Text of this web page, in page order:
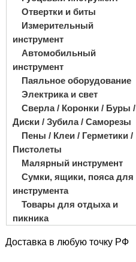
Отвертки и биты
Измерительный
инструмент
Автомобильный
инструмент
Паяльное оборудование
Электрика и свет
Сверла / Коронки / Буры /
Диски / Зубила / Саморезы
Пены / Клеи / Герметики /
Пистолеты
Малярный инструмент
Сумки, ящики, пояса для
инструмента
Товары для отдыха и
пикника
Доставка в любую точку РФ